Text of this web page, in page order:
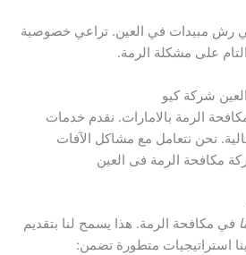
رش مبيدات في العين. تراعي خصوصية
على مشكلة الرمة.
شركة كيو
الرمة بالامارات. نقدم خدمات
نحن نتعامل مع مشاكل الآفات
مكافحة الرمة فى العين
في مكافحة الرمة. هذا يسمح لنا بتقديم
استراتيجيات متطورة تضمن: